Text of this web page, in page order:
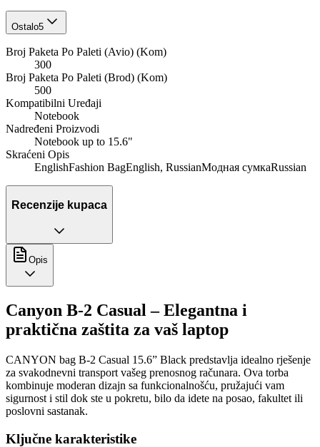
Ostalo5
Broj Paketa Po Paleti (Avio) (Kom)
300
Broj Paketa Po Paleti (Brod) (Kom)
500
Kompatibilni Uređaji
Notebook
Nadređeni Proizvodi
Notebook up to 15.6"
Skraćeni Opis
EnglishFashion BagEnglish, RussianМодная сумкаRussian
Recenzije kupaca
Opis
Canyon B-2 Casual – Elegantna i
praktična zaštita za vaš laptop
CANYON bag B-2 Casual 15.6” Black predstavlja idealno rješenje
za svakodnevni transport vašeg prenosnog računara. Ova torba
kombinuje moderan dizajn sa funkcionalnošću, pružajući vam
sigurnost i stil dok ste u pokretu, bilo da idete na posao, fakultet ili
poslovni sastanak.
Ključne karakteristike